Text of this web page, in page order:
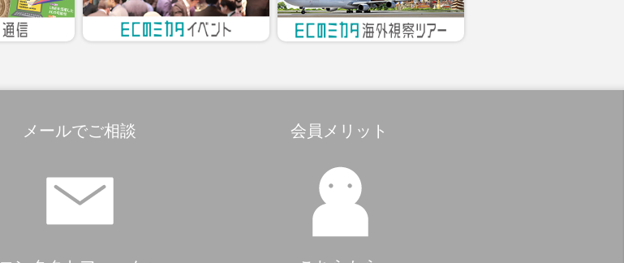
メールでご相談 会員メリット